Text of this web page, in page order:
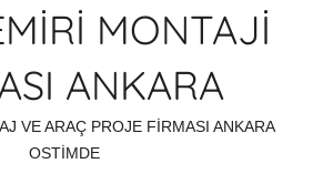
MONTAJİ
ANKARA
VE ARAÇ PROJE FİRMASI ANKARA
OSTİMDE